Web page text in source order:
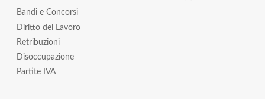
Bandi e Concorsi
Diritto del Lavoro
Retribuzioni
Disoccupazione
Partite IVA